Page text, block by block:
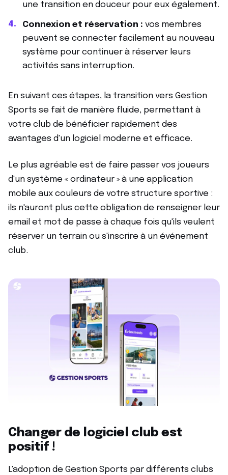
une transition en douceur pour eux également.
Connexion et réservation : vos membres
peuvent se connecter facilement au nouveau
système pour continuer à réserver leurs
activités sans interruption.
En suivant ces étapes, la transition vers Gestion
Sports se fait de manière fluide, permettant à
votre club de bénéficier rapidement des
avantages d'un logiciel moderne et efficace.
Le plus agréable est de faire passer vos joueurs
d'un système « ordinateur » à une application
mobile aux couleurs de votre structure sportive :
ils n'auront plus cette obligation de renseigner leur
email et mot de passe à chaque fois qu'ils veulent
réserver un terrain ou s'inscrire à un événement
club.
Changer de logiciel club est
positif !
L'adoption de Gestion Sports par différents clubs